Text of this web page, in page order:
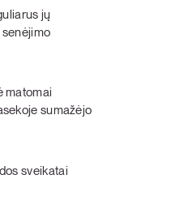
jų
matomai
sumažėjo
sveikatai